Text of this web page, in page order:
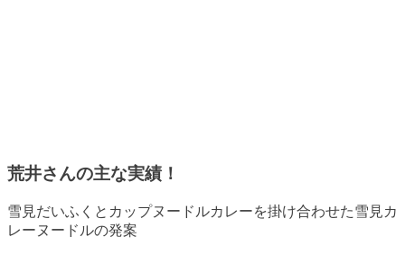
荒井さんの主な実績！
雪見だいふくとカップヌードルカレーを掛け合わせた雪見カ
レーヌードルの発案